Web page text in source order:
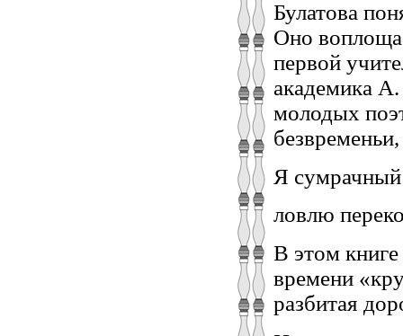
Булатова
Оно
первой
академика
молодых
Я
ловлю
В этом
времени
разбитая